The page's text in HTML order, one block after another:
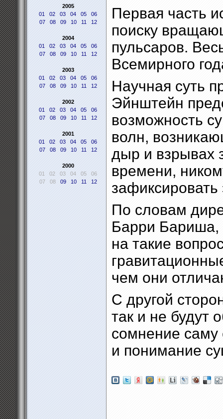
2005
01
02 03 04 05
06
07
08 09 10 11 12
2004
01
02 03 04 05
06
07
08 09 10 11 12
2003
01
02 03 04 05
06
07
08 09 10 11 12
2002
01
02 03 04 05
06
07
08 09 10 11 12
2001
01
02 03 04 05
06
07
08 09 10 11 12
2000
01
02 03 04 05
06
07
08 09 10 11 12
Первая часть
поиску
пульсаров.
Всемирного
Научная суть
Эйнштейн
возможность
волн,
дыр и взрывах
времени,
По словам
Барри Бариша,
на такие
чем они
С другой
так и не будут
сомнение
и понимание